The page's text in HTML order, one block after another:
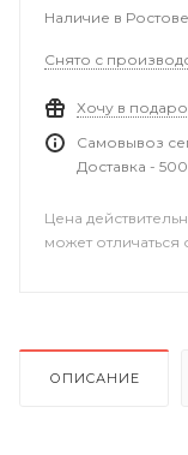
Наличие в
Снято с
Хочу в
Самовывоз
Доставка -
Цена
может отличаться
ОПИСАНИЕ